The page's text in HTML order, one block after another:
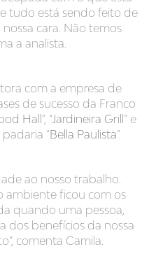
tudo está sendo feito de
cara. Não temos
a analista.
com a empresa de
de sucesso da Franco
Hall”, “ Jardineira Grill” e
padaria “Bella Paulista”.
ao nosso trabalho.
ambiente ficou com os
quando uma pessoa,
dos benefícios da nossa
comenta Camila.